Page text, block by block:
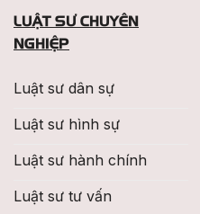
LUẬT SƯ CHUYÊN
NGHIỆP
Luật sư dân sự
Luật sư hình sự
Luật sư hành chính
Luật sư tư vấn